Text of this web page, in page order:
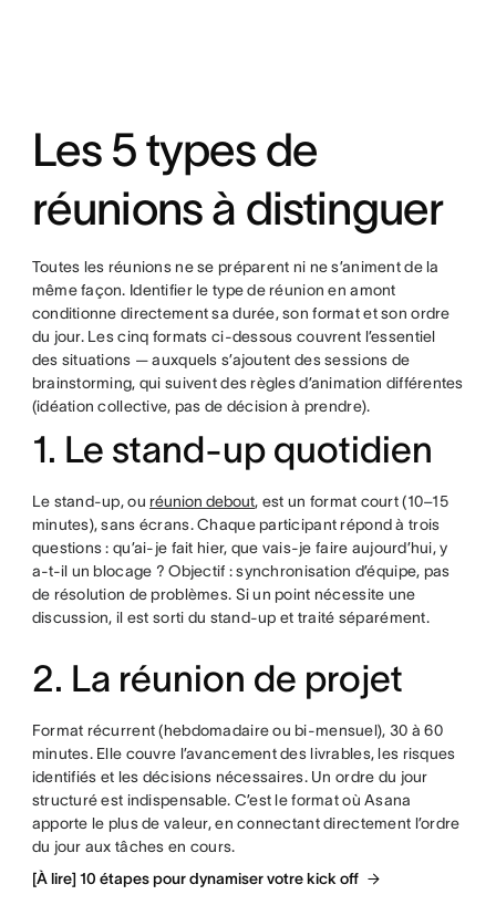
Les 5 types de
réunions à distinguer
Toutes les réunions ne se préparent ni ne s’animent de la
même façon. Identifier le type de réunion en amont
conditionne directement sa durée, son format et son ordre
du jour. Les cinq formats ci-dessous couvrent l’essentiel
des situations — auxquels s’ajoutent des sessions de
brainstorming, qui suivent des règles d’animation différentes
(idéation collective, pas de décision à prendre).
1. Le stand-up quotidien
Le stand-up, ou réunion debout, est un format court (10–15
minutes), sans écrans. Chaque participant répond à trois
questions : qu’ai-je fait hier, que vais-je faire aujourd’hui, y
a-t-il un blocage ? Objectif : synchronisation d’équipe, pas
de résolution de problèmes. Si un point nécessite une
discussion, il est sorti du stand-up et traité séparément.
2. La réunion de projet
Format récurrent (hebdomadaire ou bi-mensuel), 30 à 60
minutes. Elle couvre l’avancement des livrables, les risques
identifiés et les décisions nécessaires. Un ordre du jour
structuré est indispensable. C’est le format où Asana
apporte le plus de valeur, en connectant directement l’ordre
du jour aux tâches en cours.
[À lire] 10 étapes pour dynamiser votre kick off